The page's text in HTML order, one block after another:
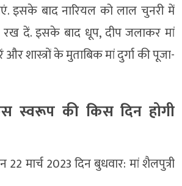
इसके बाद नारियल को लाल चुनरी में
दें. इसके बाद धूप, दीप जलाकर मां
शास्त्रों के मुताबिक मां दुर्गा की पूजा-
स्वरूप की किस दिन होगी
22 मार्च 2023 दिन बुधवार: मां शैलपुत्री